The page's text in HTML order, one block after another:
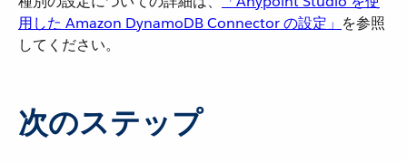
用した Amazon DynamoDB Connector の設定」 ​を参照
してください。
次のステップ